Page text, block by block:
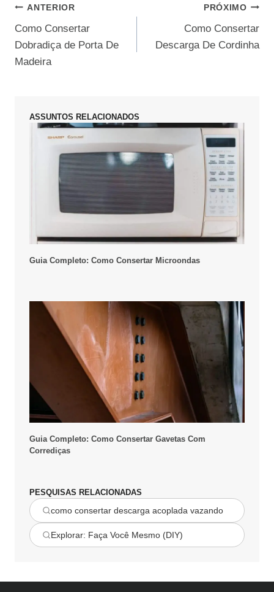
Navegação
de
Post
ANTERIOR
Como Consertar
Dobradiça de Porta De
Madeira
PRÓXIMO
Como Consertar
Descarga De Cordinha
ASSUNTOS RELACIONADOS
Guia Completo: Como Consertar Microondas
Guia Completo: Como Consertar Gavetas Com
Corrediças
PESQUISAS RELACIONADAS
como consertar descarga acoplada vazando
Explorar: Faça Você Mesmo (DIY)